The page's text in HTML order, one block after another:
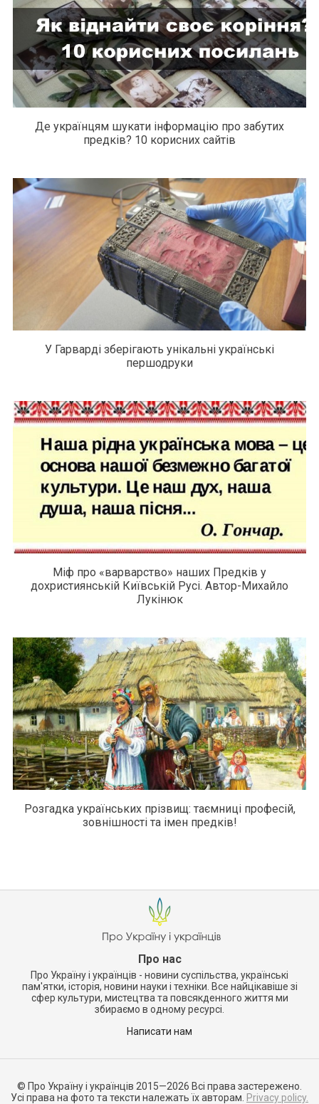
Де українцям шукати інформацію про забутих
предків? 10 корисних сайтів
У Гарварді зберігають унікальні українські
першодруки
Міф про «варварство» наших Предків у
дохристиянській Київській Русі. Автор-Михайло
Лукінюк
Розгадка українських прізвищ: таємниці професій,
зовнішності та імен предків!
Про нас
Про Україну і українців - новини суспільства, українські
пам'ятки, історія, новини науки і техніки. Все найцікавіше зі
сфер культури, мистецтва та повсякденного життя ми
збираємо в одному ресурсі.
Написати нам
© Про Україну і українців 2015—2026 Всі права застережено.
Усі права на фото та тексти належать їх авторам. Privacy policy.